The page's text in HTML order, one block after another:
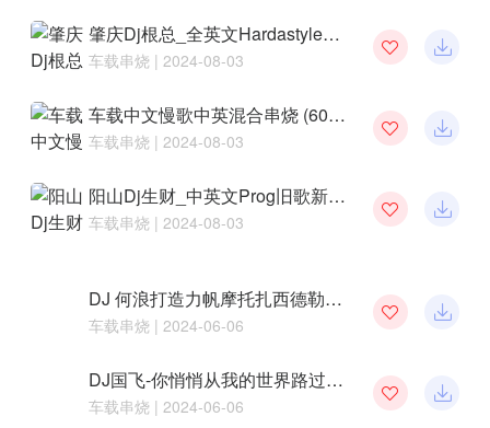
肇庆Dj根总_全英文Hardastyle主打纯派对主场炸曲劲爆车载音乐串烧
车载串烧 | 2024-08-03
车载中文慢歌中英混合串烧 (60Min)
车载串烧 | 2024-08-03
阳山Dj生财_中英文Prog旧歌新混回味经典慢摇劲爆舞曲车载音乐串烧
车载串烧 | 2024-08-03
DJ 何浪打造力帆摩托扎西德勒2024第73届“娱乐杯”神曲兰德酷路泽联播车载串烧
车载串烧 | 2024-06-06
DJ国飞-你悄悄从我的世界路过vs累了痛了放下了-伤感扎心2024全新网络情歌精选合集-超强立体声车载连版大碟
车载串烧 | 2024-06-06